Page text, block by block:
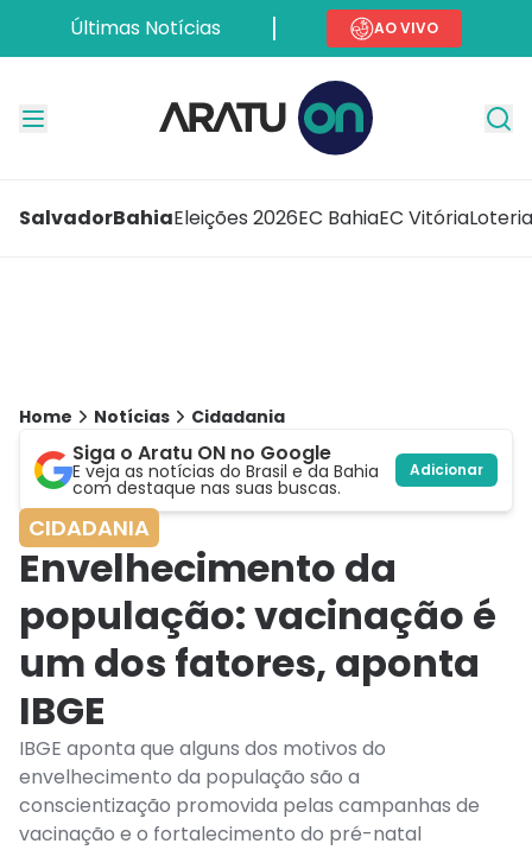
Últimas Notícias AO VIVO
SalvadorBahiaEleições 2026EC BahiaEC Vitória
Home Notícias Cidadania
Siga o Aratu ON no Google
E veja as notícias do Brasil e da Bahia
com destaque nas suas buscas.
Adicionar
CIDADANIA
Envelhecimento da
população: vacinação é
um dos fatores, aponta
IBGE
IBGE aponta que alguns dos motivos do
envelhecimento da população são a
conscientização promovida pelas campanhas de
vacinação e o fortalecimento do pré-natal